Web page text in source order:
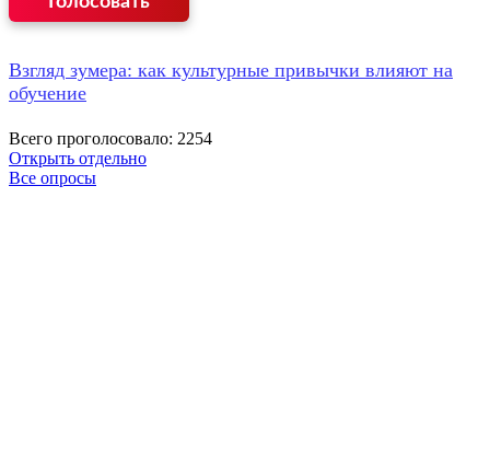
Взгляд зумера: как культурные привычки влияют на
обучение
Всего проголосовало: 2254
Открыть отдельно
Все опросы